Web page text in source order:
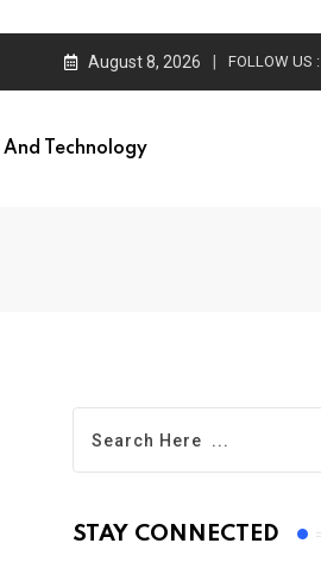
August 8, 2026 FOLLOW US :
And Technology
STAY CONNECTED